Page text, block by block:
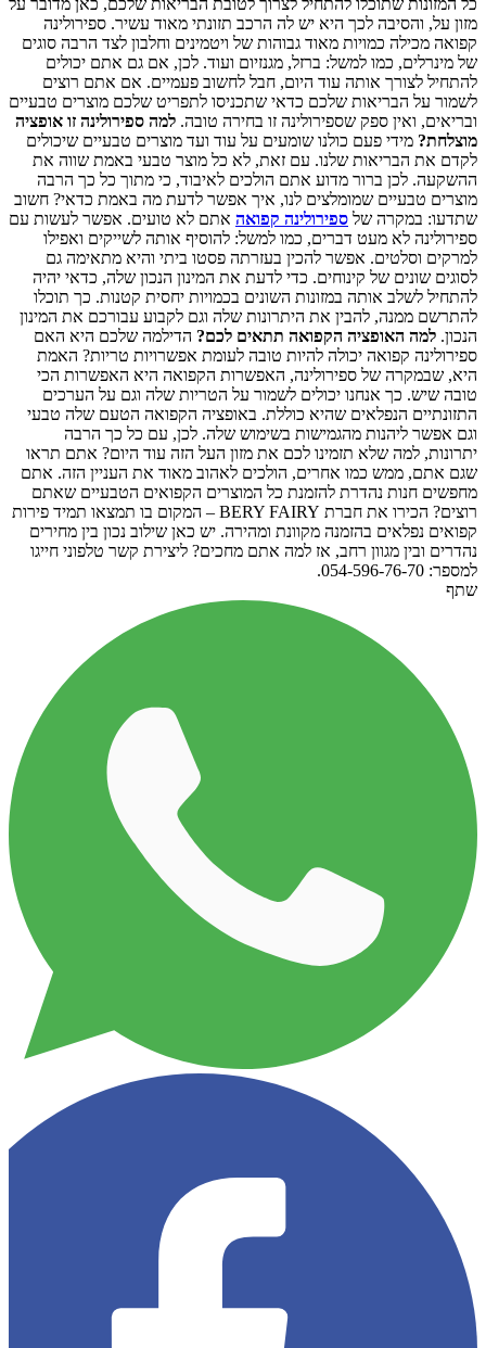
מזון על, והסיבה לכך היא יש לה הרכב תזונתי מאוד עשיר. ספירולינה
קפואה מכילה כמויות מאוד גבוהות של ויטמינים וחלבון לצד הרבה סוגים
של מינרלים, כמו למשל: ברזל, מגנזיום ועוד. לכן, אם גם אתם יכולים
להתחיל לצורך אותה עוד היום, חבל לחשוב פעמיים. אם אתם רוצים
לשמור על הבריאות שלכם כדאי שתכניסו לתפריט שלכם מוצרים טבעיים
ובריאים, ואין ספק שספירולינה זו בחירה טובה. למה ספירולינה זו אופציה
מוצלחת? מידי פעם כולנו שומעים על עוד ועד מוצרים טבעיים שיכולים
לקדם את הבריאות שלנו. עם זאת, לא כל מוצר טבעי באמת שווה את
ההשקעה. לכן ברור מדוע אתם הולכים לאיבוד, כי מתוך כל כך הרבה
מוצרים טבעיים שמומלצים לנו, איך אפשר לדעת מה באמת כדאי? חשוב
שתדעו: במקרה של ספירולינה קפואה אתם לא טועים. אפשר לעשות עם
ספירולינה לא מעט דברים, כמו למשל: להוסיף אותה לשייקים ואפילו
למרקים וסלטים. אפשר להכין בעזרתה פסטו ביתי והיא מתאימה גם
לסוגים שונים של קינוחים. כדי לדעת את המינון הנכון שלה, כדאי יהיה
להתחיל לשלב אותה במזונות השונים בכמויות יחסית קטנות. כך תוכלו
להתרשם ממנה, להבין את היתרונות שלה וגם לקבוע עבורכם את המינון
הנכון. למה האופציה הקפואה תתאים לכם? הדילמה שלכם היא האם
ספירולינה קפואה יכולה להיות טובה לעומת אפשרויות טריות? האמת
היא, שבמקרה של ספירולינה, האפשרות הקפואה היא האפשרות הכי
טובה שיש. כך אנחנו יכולים לשמור על הטריות שלה וגם על הערכים
התזונתיים הנפלאים שהיא כוללת. באופציה הקפואה הטעם שלה טבעי
וגם אפשר ליהנות מהגמישות בשימוש שלה. לכן, עם כל כך הרבה
יתרונות, למה שלא תזמינו לכם את מזון העל הזה עוד היום? אתם תראו
שגם אתם, ממש כמו אחרים, הולכים לאהוב מאוד את העניין הזה. אתם
מחפשים חנות נהדרת להזמנת כל המוצרים הקפואים הטבעיים שאתם
רוצים? הכירו את חברת BERY FAIRY – המקום בו תמצאו תמיד פירות
קפואים נפלאים בהזמנה מקוונת ומהירה. יש כאן שילוב נכון בין מחירים
נהדרים ובין מגוון רחב, אז למה אתם מחכים? ליצירת קשר טלפוני חייגו
למספר: 054-596-76-70.
שתף